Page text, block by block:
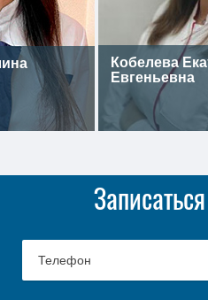
Кобелева
Евгеньевна